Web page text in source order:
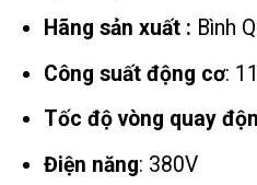
Hãng sản xuất : Bình
Công suất động cơ:
Tốc độ vòng quay
Điện năng: 380V